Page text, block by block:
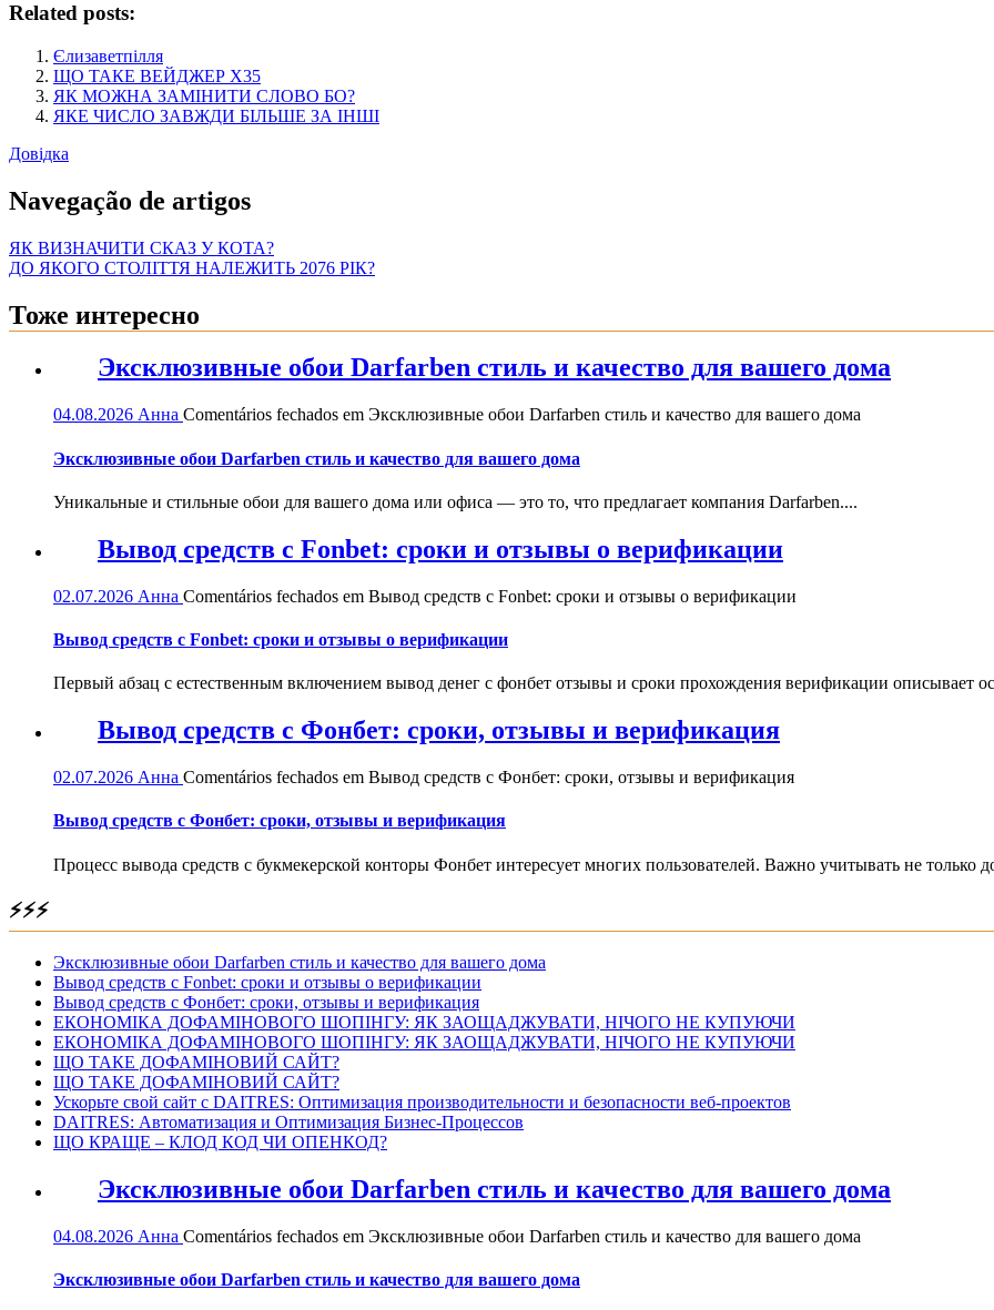
Related posts:
Єлизаветпілля
ЩО ТАКЕ ВЕЙДЖЕР Х35
ЯК МОЖНА ЗАМІНИТИ СЛОВО БО?
ЯКЕ ЧИСЛО ЗАВЖДИ БІЛЬШЕ ЗА ІНШІ
Довідка
Navegação de artigos
ЯК ВИЗНАЧИТИ СКАЗ У КОТА?
ДО ЯКОГО СТОЛІТТЯ НАЛЕЖИТЬ 2076 РІК?
Тоже интересно
Эксклюзивные обои Darfarben стиль и качество для вашего дома
04.08.2026 Анна Comentários fechados em Эксклюзивные обои Darfarben стиль и качество для вашего дома
Эксклюзивные обои Darfarben стиль и качество для вашего дома
Уникальные и стильные обои для вашего дома или офиса — это то, что предлагает компания Darfarben....
Вывод средств с Fonbet: сроки и отзывы о верификации
02.07.2026 Анна Comentários fechados em Вывод средств с Fonbet: сроки и отзывы о верификации
Вывод средств с Fonbet: сроки и отзывы о верификации
Первый абзац с естественным включением вывод денег с фонбет отзывы и сроки прохождения верификации описывает
Вывод средств с Фонбет: сроки, отзывы и верификация
02.07.2026 Анна Comentários fechados em Вывод средств с Фонбет: сроки, отзывы и верификация
Вывод средств с Фонбет: сроки, отзывы и верификация
Процесс вывода средств с букмекерской конторы Фонбет интересует многих пользователей. Важно учитывать не только
⚡⚡⚡
Эксклюзивные обои Darfarben стиль и качество для вашего дома
Вывод средств с Fonbet: сроки и отзывы о верификации
Вывод средств с Фонбет: сроки, отзывы и верификация
ЕКОНОМІКА ДОФАМІНОВОГО ШОПІНГУ: ЯК ЗАОЩАДЖУВАТИ, НІЧОГО НЕ КУПУЮЧИ
ЕКОНОМІКА ДОФАМІНОВОГО ШОПІНГУ: ЯК ЗАОЩАДЖУВАТИ, НІЧОГО НЕ КУПУЮЧИ
ЩО ТАКЕ ДОФАМІНОВИЙ САЙТ?
ЩО ТАКЕ ДОФАМІНОВИЙ САЙТ?
Ускорьте свой сайт с DAITRES: Оптимизация производительности и безопасности веб-проектов
DAITRES: Автоматизация и Оптимизация Бизнес-Процессов
ЩО КРАЩЕ – КЛОД КОД ЧИ ОПЕНКОД?
Эксклюзивные обои Darfarben стиль и качество для вашего дома
04.08.2026 Анна Comentários fechados em Эксклюзивные обои Darfarben стиль и качество для вашего дома
Эксклюзивные обои Darfarben стиль и качество для вашего дома